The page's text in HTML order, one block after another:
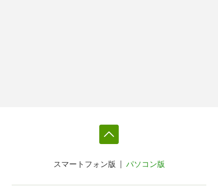
スマートフォン版 パソコン版